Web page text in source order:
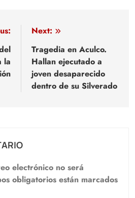
la
Next:
Tragedia en Aculco.
Hallan ejecutado a
joven desaparecido
dentro de su Silverado
electrónico no será
obligatorios están marcados